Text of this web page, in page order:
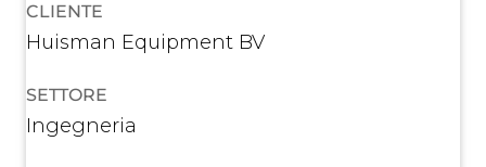
CLIENTE
Huisman Equipment BV
SETTORE
Ingegneria